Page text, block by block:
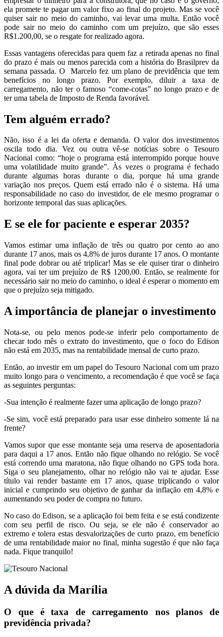
ela promete te pagar um valor fixo ao final do projeto. Mas se você
quiser sair no meio do caminho, vai levar uma multa. Então você
pode sair no meio do caminho com um prejuízo, que são esses
R$1.200,00, se o resgate for realizado agora.
Essas vantagens oferecidas para quem faz a retirada apenas no final
do prazo é mais ou menos parecida com a história do Brasilprev da
semana passada. O Marcelo fez um plano de previdência que tem
benefícios no longo prazo. Por exemplo, diluir a taxa de
carregamento, não ter o famoso “come-cotas” no longo prazo e de
ter uma tabela de Imposto de Renda favorável.
Tem alguém errado?
Não, isso é a lei da oferta e demanda. O valor dos investimentos
oscila todo dia. Vez ou outra vê-se notícias sobre o Tesouro
Nacional como: “hoje o programa está interrompido porque houve
uma volatilidade muito grande”. Às vezes o programa é fechado
durante algumas horas durante o dia, porque há uma grande
variação nos preços. Quem está errado não é o sistema. Há uma
responsabilidade no caso do investidor, de ele mesmo programar o
horizonte temporal das suas aplicações.
E se ele for paciente e esperar 2035?
Vamos estimar uma inflação de três ou quatro por cento ao ano
durante 17 anos, mais os 4,8% de juros durante 17 anos. O montante
final pode dobrar ou até triplicar! Mas se ele quiser tirar o dinheiro
agora, vai ter um prejuízo de R$ 1200,00. Então, se realmente for
necessário sair no meio do caminho, o ideal é esperar o momento em
que o prejuízo seja mitigado.
A importância de planejar o investimento
Nota-se, ou pelo menos pode-se inferir pelo comportamento de
checar todo mês o extrato do investimento, que o foco do Edison
não está em 2035, mas na rentabilidade mensal de curto prazo.
Então, ao investir em um papel do Tesouro Nacional com um prazo
muito longo para o vencimento, a recomendação é que você se faça
as seguintes perguntas:
-Sua intenção é realmente fazer uma aplicação de longo prazo?
-Se sim, você está preparado para usar esse dinheiro somente lá na
frente?
Vamos supor que esse montante seja uma reserva de aposentadoria
para daqui a 17 anos. Então não fique olhando no relógio. Se você
está correndo uma maratona, não fique olhando no GPS toda hora.
Siga o seu planejamento, olhar no relógio não vai te ajudar. Esse
título vai render bastante em 17 anos, quase triplicando o valor
inicial e cumprindo seu objetivo de ganhar da inflação em 4,8% e
aumentando seu poder de compra no futuro.
No caso do Edison, se a aplicação foi bem feita e se está condizente
com seu perfil de risco. Ou seja, se ele não é conservador ao
extremo e tolera estas desvalorizações de curto prazo, em benefício
de uma rentabilidade maior no final, minha sugestão é que não faça
nada. Fique tranquilo!
A dúvida da Marília
O que é taxa de carregamento nos planos de
previdência privada?